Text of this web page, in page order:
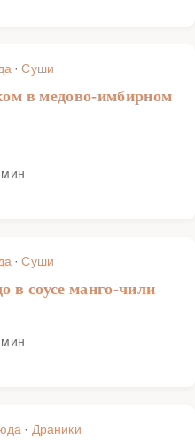
·Суши
в медово-имбирном
мин
·Суши
в соусе манго-чили
мин
· Драники